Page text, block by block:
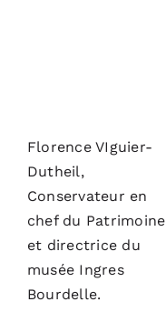
Florence VIguier-
Dutheil,
Conservateur en
chef du Patrimoine
et directrice du
musée Ingres
Bourdelle.